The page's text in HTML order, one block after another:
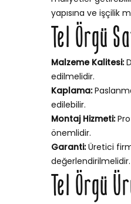
yapısına ve işçilik
Tel Örgü
Malzeme Kalitesi:
edilmelidir.
Kaplama:
edilebilir.
Montaj Hizmeti:
önemlidir.
Garanti:Üretici
değerlendirilmelidir.
Tel Örgü